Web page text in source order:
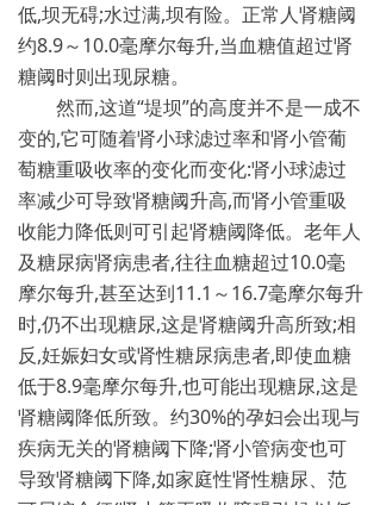
低,坝无碍;水过满,坝有险。正常人肾糖阈
约8.9～10.0毫摩尔每升,当血糖值超过肾
糖阈时则出现尿糖。
然而,这道“堤坝”的高度并不是一成不
变的,它可随着肾小球滤过率和肾小管葡
萄糖重吸收率的变化而变化:肾小球滤过
率减少可导致肾糖阈升高,而肾小管重吸
收能力降低则可引起肾糖阈降低。老年人
及糖尿病肾病患者,往往血糖超过10.0毫
摩尔每升,甚至达到11.1～16.7毫摩尔每升
时,仍不出现糖尿,这是肾糖阈升高所致;相
反,妊娠妇女或肾性糖尿病患者,即使血糖
低于8.9毫摩尔每升,也可能出现糖尿,这是
肾糖阈降低所致。约30%的孕妇会出现与
疾病无关的肾糖阈下降;肾小管病变也可
导致肾糖阈下降,如家庭性肾性糖尿、范